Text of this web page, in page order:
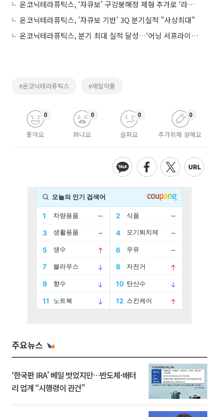
온코닉테라퓨틱스, ‘자큐보’ 구강붕해정 제형 추가로 ‘라인업 강화’
온코닉테라퓨틱스, '자큐보 기반' 3Q 분기실적 "사상최대"
온코닉테라퓨틱스, 분기 최대 실적 달성…‘어닝 서프라이즈’
#온코닉테라퓨틱스 #제일약품
좋아요
0
화나요
0
슬퍼요
0
추가취재 원해요
0
주요뉴스
‘한국판 IRA’ 베일 벗었지만…반도체·배터
리 업계 “시행령이 관건”